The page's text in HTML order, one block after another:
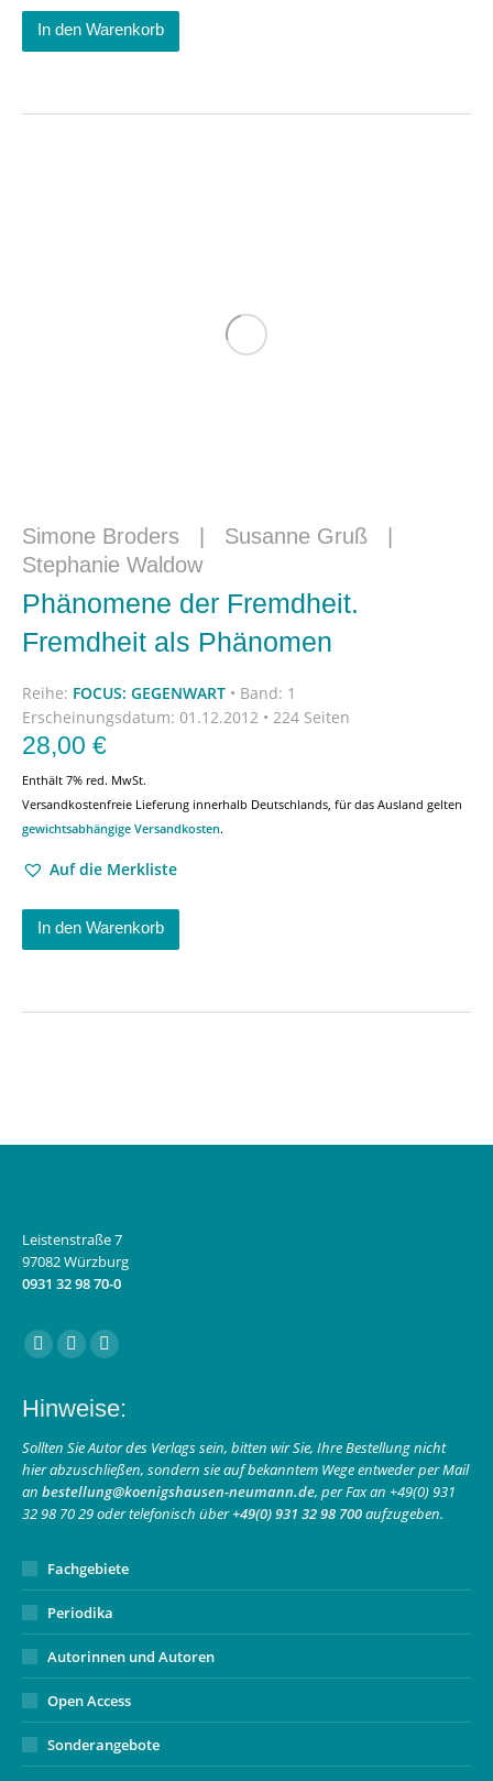
In den Warenkorb
Simone Broders Susanne Gruß
Stephanie Waldow
Phänomene der Fremdheit.
Fremdheit als Phänomen
Reihe: FOCUS: GEGENWART • Band: 1
Erscheinungsdatum: 01.12.2012 • 224 Seiten
28,00 €
Enthält 7% red. MwSt.
Versandkostenfreie Lieferung innerhalb Deutschlands, für das Ausland gelten
gewichtsabhängige Versandkosten.
Auf die Merkliste
In den Warenkorb
Leistenstraße 7
97082 Würzburg
0931 32 98 70-0
Finden Sie uns auf:
Facebook
opens
in
new
window
Instagram
opens
in
new
window
E-
page
opens
in
new
window
Hinweise:
Sollten Sie Autor des Verlags sein, bitten wir Sie, Ihre Bestellung nicht
hier abzuschließen, sondern sie auf bekanntem Wege entweder per Mail
an bestellung@koenigshausen-neumann.de, per Fax an +49(0) 931
32 98 70 29 oder telefonisch über+49(0) 931 32 98 700aufzugeben.
Fachgebiete
Periodika
Autorinnen und Autoren
Open Access
Sonderangebote